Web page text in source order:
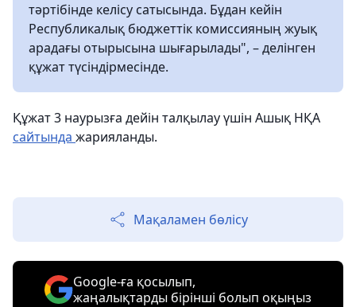
тәртібінде келісу сатысында. Бұдан кейін
Республикалық бюджеттік комиссияның жуық
арадағы отырысына шығарылады", – делінген
құжат түсіндірмесінде.
Құжат 3 наурызға дейін талқылау үшін Ашық НҚА
сайтында жарияланды.
Мақаламен бөлісу
Google-ға қосылып,
жаңалықтарды бірінші болып оқыңыз